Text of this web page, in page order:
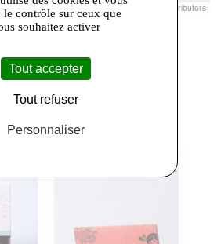
France | ©OpenStreetMap contributors
le contrôle sur ceux que
souhaitez activer
Tout accepter
Tout refuser
Personnaliser